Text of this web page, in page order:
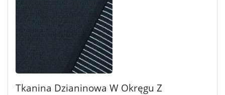
Tkanina Dzianinowa W Okręgu Z